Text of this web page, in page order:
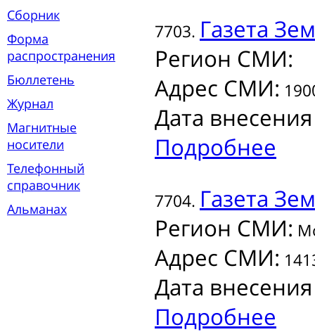
Сборник
Форма
распространения
Бюллетень
Журнал
Магнитные
носители
Телефонный
справочник
Альманах
7703. Газета
Регион СМИ:
Адрес СМИ:
Дата
Подробнее
7704. Газета
Регион СМИ:
Адрес СМИ:
Дата
Подробнее